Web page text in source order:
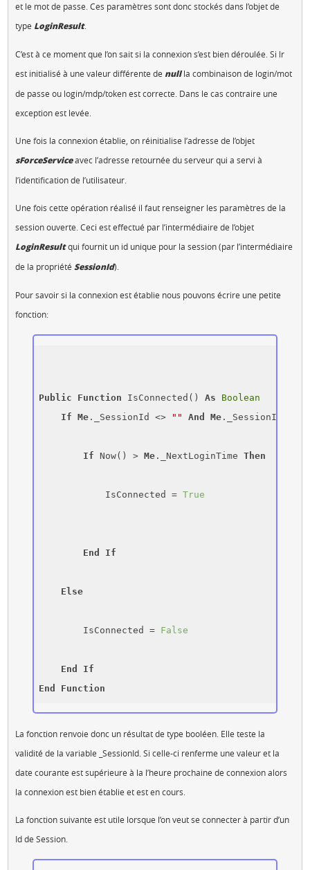
et le mot de passe. Ces paramètres sont donc stockés dans l’objet de
type LoginResult.
C’est à ce moment que l’on sait si la connexion s’est bien déroulée. Si lr
est initialisé à une valeur différente de nullla combinaison de login/mot
de passe ou login/mdp/token est correcte. Dans le cas contraire une
exception est levée.
Une fois la connexion établie, on réinitialise l’adresse de l’objet
sForceServiceavec l’adresse retournée du serveur qui a servi à
l’identification de l’utilisateur.
Une fois cette opération réalisé il faut renseigner les paramètres de la
session ouverte. Ceci est effectué par l’intermédiaire de l’objet
LoginResultqui fournit un id unique pour la session (par l’intermédiaire
de la propriétéSessionId).
Pour savoir si la connexion est établie nous pouvons écrire une petite
fonction:
Public Function IsConnected() As
Boolean
If Me._SessionId <> "" And Me._SessionId <>
If Now() > Me._NextLoginTime Then
            IsConnected =
True
End If
Else
        IsConnected =
False
End
If
End
Function
La fonction renvoie donc un résultat de type booléen. Elle teste la
validité de la variable _SessionId. Si celle-ci renferme une valeur et la
date courante est supérieure à la l’heure prochaine de connexion alors
la connexion est bien établie et est en cours.
La fonction suivante est utile lorsque l’on veut se connecter à partir d’un
Id de Session.